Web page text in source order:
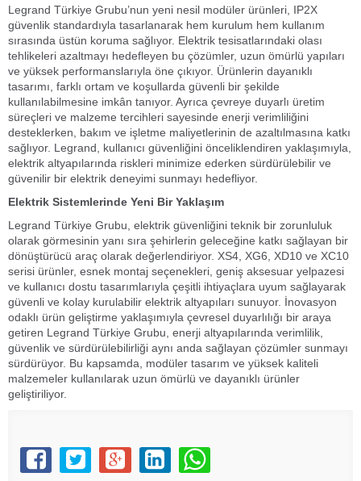
Legrand Türkiye Grubu’nun yeni nesil modüler ürünleri, IP2X
güvenlik standardıyla tasarlanarak hem kurulum hem kullanım
sırasında üstün koruma sağlıyor. Elektrik tesisatlarındaki olası
tehlikeleri azaltmayı hedefleyen bu çözümler, uzun ömürlü yapıları
ve yüksek performanslarıyla öne çıkıyor. Ürünlerin dayanıklı
tasarımı, farklı ortam ve koşullarda güvenli bir şekilde
kullanılabilmesine imkân tanıyor. Ayrıca çevreye duyarlı üretim
süreçleri ve malzeme tercihleri sayesinde enerji verimliliğini
desteklerken, bakım ve işletme maliyetlerinin de azaltılmasına katkı
sağlıyor. Legrand, kullanıcı güvenliğini önceliklendiren yaklaşımıyla,
elektrik altyapılarında riskleri minimize ederken sürdürülebilir ve
güvenilir bir elektrik deneyimi sunmayı hedefliyor.
Elektrik Sistemlerinde Yeni Bir Yaklaşım
Legrand Türkiye Grubu, elektrik güvenliğini teknik bir zorunluluk
olarak görmesinin yanı sıra şehirlerin geleceğine katkı sağlayan bir
dönüştürücü araç olarak değerlendiriyor. XS4, XG6, XD10 ve XC10
serisi ürünler, esnek montaj seçenekleri, geniş aksesuar yelpazesi
ve kullanıcı dostu tasarımlarıyla çeşitli ihtiyaçlara uyum sağlayarak
güvenli ve kolay kurulabilir elektrik altyapıları sunuyor. İnovasyon
odaklı ürün geliştirme yaklaşımıyla çevresel duyarlılığı bir araya
getiren Legrand Türkiye Grubu, enerji altyapılarında verimlilik,
güvenlik ve sürdürülebilirliği aynı anda sağlayan çözümler sunmayı
sürdürüyor. Bu kapsamda, modüler tasarım ve yüksek kaliteli
malzemeler kullanılarak uzun ömürlü ve dayanıklı ürünler
geliştiriliyor.